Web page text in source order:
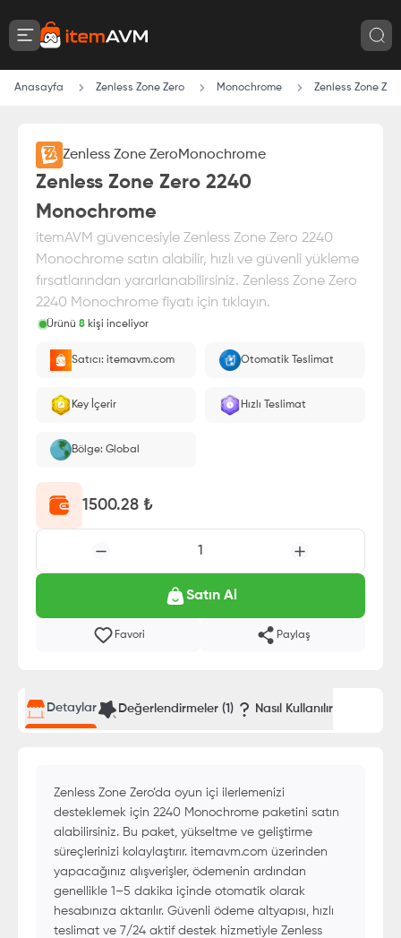
Anasayfa Zenless Zone Zero Monochrome Zenless Zone
Zenless Zone ZeroMonochrome
Zenless Zone Zero 2240
Monochrome
itemAVM güvencesiyle Zenless Zone Zero 2240
Monochrome satın alabilir, hızlı ve güvenli yükleme
fırsatlarından yararlanabilirsiniz. Zenless Zone Zero
2240 Monochrome fiyatı için tıklayın.
Ürünü 8 kişi inceliyor
Oyuncu ID'nize yüklenir.
Satıcı: itemavm.com Otomatik Teslimat
Key İçerir Hızlı Teslimat
Bölge: Global
1500.28 ₺
1
Satın Al
Favori Paylaş
Detaylar Değerlendirmeler (1 ) Nasıl Kullanılır
Zenless Zone Zero’da oyun içi ilerlemenizi
desteklemek için 2240 Monochrome paketini satın
alabilirsiniz. Bu paket, yükseltme ve geliştirme
süreçlerinizi kolaylaştırır. itemavm.com üzerinden
yapacağınız alışverişler, ödemenin ardından
genellikle 1–5 dakika içinde otomatik olarak
hesabınıza aktarılır. Güvenli ödeme altyapısı, hızlı
teslimat ve 7/24 aktif destek hizmetiyle Zenless